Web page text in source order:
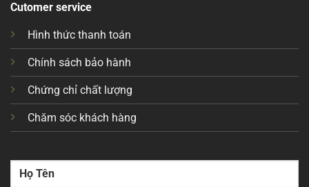
Cutomer service
Hình thức thanh toán
Chính sách bảo hành
Chứng chỉ chất lượng
Chăm sóc khách hàng